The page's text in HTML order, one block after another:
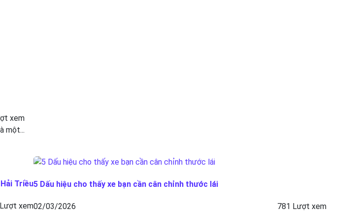
xem
một...
Triều
xem
5 Dấu hiệu cho thấy xe bạn cần cân chỉnh thước lái
02/03/2026
781 Lượt xem